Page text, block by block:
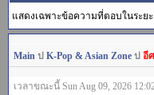
แสดงเฉพาะข้อความที่ตอบในระยะ
Main ป K-Pop & Asian Zone ป อี
เวลาขณะนี้ Sun Aug 09, 2026